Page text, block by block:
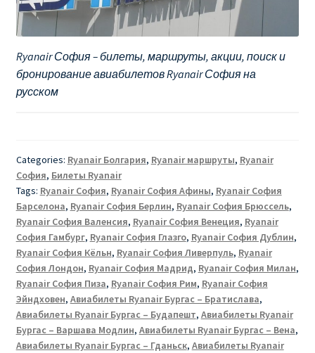
Ryanair София – билеты, маршруты, акции, поиск и
бронирование авиабилетов Ryanair София на
русском
Categories: Ryanair Болгария, Ryanair маршруты, Ryanair
София, Билеты Ryanair
Tags: Ryanair София, Ryanair София Афины, Ryanair София
Барселона, Ryanair София Берлин, Ryanair София Брюссель,
Ryanair София Валенсия, Ryanair София Венеция, Ryanair
София Гамбург, Ryanair София Глазго, Ryanair София Дублин,
Ryanair София Кёльн, Ryanair София Ливерпуль, Ryanair
София Лондон, Ryanair София Мадрид, Ryanair София Милан,
Ryanair София Пиза, Ryanair София Рим, Ryanair София
Эйндховен, Авиабилеты Ryanair Бургас – Братислава,
Авиабилеты Ryanair Бургас – Будапешт, Авиабилеты Ryanair
Бургас – Варшава Модлин, Авиабилеты Ryanair Бургас – Вена,
Авиабилеты Ryanair Бургас – Гданьск, Авиабилеты Ryanair